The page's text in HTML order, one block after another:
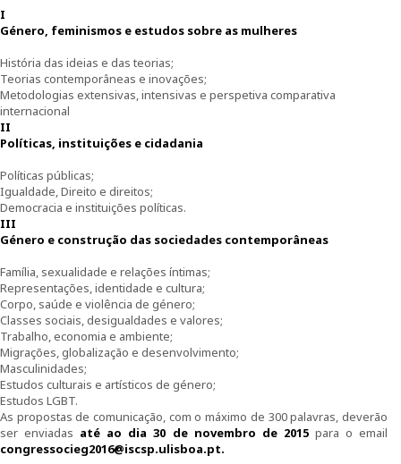
Projetos Concluídos
Parcerias
Investigar no CIEG
Bolseiras CIEG/FCT
Pós-Doutoramentos
Publicações
Atividades do CIEG
Conferências de Aniversário do CIEG
Outras Conferências do CIEG
Género em debate
Workshops
I
Género, feminismos e estudos sobre as mulheres
História das ideias e das teorias;
Teorias contemporâneas e inovações;
Metodologias extensivas, intensivas e perspetiva comparativa
internacional
II
Políticas, instituições e cidadania
Políticas públicas;
Igualdade, Direito e direitos;
Democracia e instituições políticas.
III
Género e construção das sociedades contemporâneas
Família, sexualidade e relações íntimas;
Representações, identidade e cultura;
Corpo, saúde e violência de género;
Classes sociais, desigualdades e valores;
Trabalho, economia e ambiente;
Migrações, globalização e desenvolvimento;
Masculinidades;
Estudos culturais e artísticos de género;
Estudos LGBT.
As propostas de comunicação, com o máximo de 300 palavras, deverão
ser enviadas até ao dia 30 de novembro de 2015 para o email
congressocieg2016@iscsp.ulisboa.pt.